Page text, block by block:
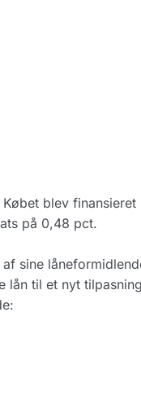
blev finansieret
på 0,48 pct.
sine
til et nyt